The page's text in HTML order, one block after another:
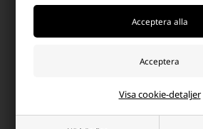
Visa cookie-detaljer
relevanta Nitecore-
modeller, så att du enkelt
kan hitta den lösning